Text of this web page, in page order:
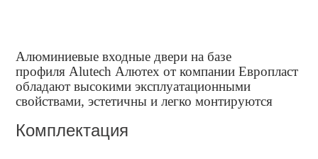
Алюминиевые входные двери на базе
профиля Alutech Алютех от компании Европласт
обладают высокими эксплуатационными
свойствами, эстетичны и легко монтируются
Комплектация